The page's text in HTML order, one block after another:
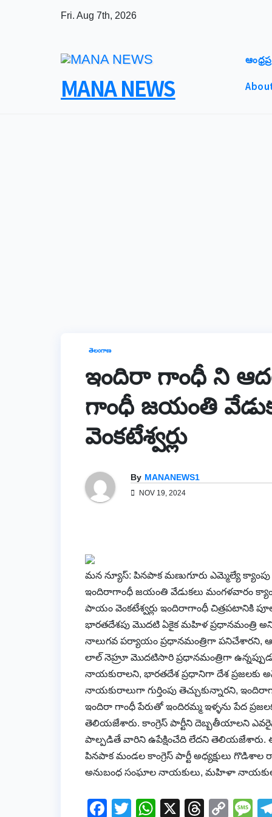
Fri. Aug 7th, 2026
MANA NEWS
తెలంగాణ
ఇందిరా గాంధీ ని
గాంధీ జయంతి
వెంకటేశ్వర్లు
By MANANEWS1
NOV 19, 2024
మన న్యూస్: పినపాక మణుగూరు ఎమ్మెల్యే
ఇందిరాగాంధీ జయంతి వేడుకలు మంగళవారం
పాయం వెంకటేశ్వర్లు ఇందిరాగాంధీ చిత్రపటానికి
భారతదేశపు మొదటి ఏకైక మహిళ ప్రధానమంత్రి అని
నాలుగవ పర్యాయం ప్రధానమంత్రిగా పనిచేశారని,
లాల్ నెహ్రూ మొదటిసారి ప్రధానమంత్రిగా
నాయకురాలని, భారతదేశ ప్రధానిగా దేశ ప్రజలకు
నాయకురాలుగా గుర్తింపు తెచ్చుకున్నారని,
ఇందిరా గాంధీ పేరుతో ఇందిరమ్మ ఇళ్ళను పేద
తెలియజేశారు. కాంగ్రెస్ పార్టీని దెబ్బతీయాలని
పాల్పడితే వారిని ఉపేక్షించేది లేదని తెలియజేశారు. ఈ
పినపాక మండల కాంగ్రెస్ పార్టీ అధ్యక్షులు
అనుబంధ సంఘాల నాయకులు, మహిళా నాయకులు,
F
T
W X
T
C
M